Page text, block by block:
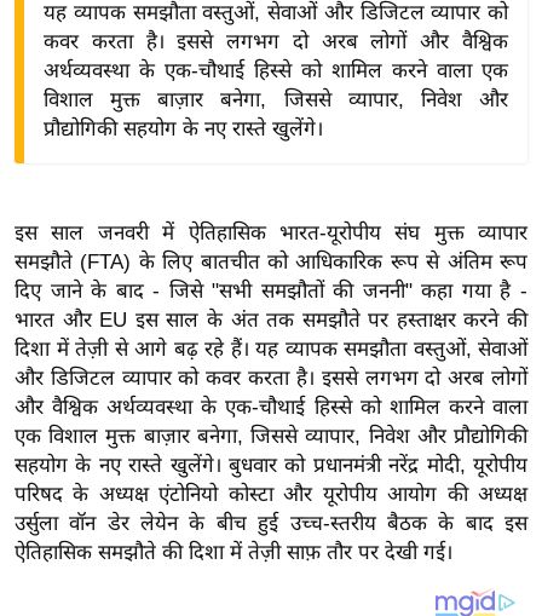
द्यो
वि
शे
ष
ज्ञ
रा
य
ब
ज
ट
खे
ल
यह व्यापक समझौता वस्तुओं, सेवाओं और डिजिटल व्यापार को
कवर करता है। इससे लगभग दो अरब लोगों और वैश्विक
अर्थव्यवस्था के एक-चौथाई हिस्से को शामिल करने वाला एक
विशाल मुक्त बाज़ार बनेगा, जिससे व्यापार, निवेश और
प्रौद्योगिकी सहयोग के नए रास्ते खुलेंगे।
इस साल जनवरी में ऐतिहासिक भारत-यूरोपीय संघ मुक्त व्यापार
समझौते (FTA) के लिए बातचीत को आधिकारिक रूप से अंतिम रूप
दिए जाने के बाद - जिसे "सभी समझौतों की जननी" कहा गया है -
भारत और EU इस साल के अंत तक समझौते पर हस्ताक्षर करने की
दिशा में तेज़ी से आगे बढ़ रहे हैं। यह व्यापक समझौता वस्तुओं, सेवाओं
और डिजिटल व्यापार को कवर करता है। इससे लगभग दो अरब लोगों
और वैश्विक अर्थव्यवस्था के एक-चौथाई हिस्से को शामिल करने वाला
एक विशाल मुक्त बाज़ार बनेगा, जिससे व्यापार, निवेश और प्रौद्योगिकी
सहयोग के नए रास्ते खुलेंगे। बुधवार को प्रधानमंत्री नरेंद्र मोदी, यूरोपीय
परिषद के अध्यक्ष एंटोनियो कोस्टा और यूरोपीय आयोग की अध्यक्ष
उर्सुला वॉन डेर लेयेन के बीच हुई उच्च-स्तरीय बैठक के बाद इस
ऐतिहासिक समझौते की दिशा में तेज़ी साफ़ तौर पर देखी गई।